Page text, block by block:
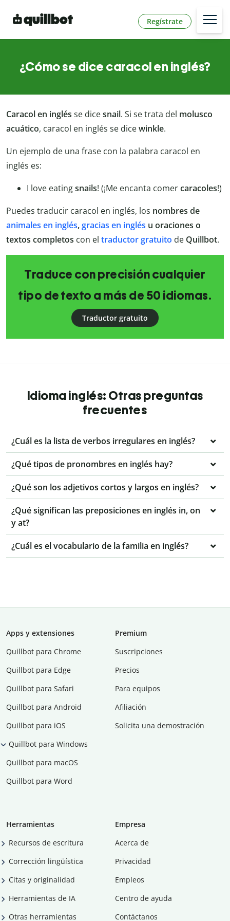
Regístrate
¿Cómo se dice caracol en inglés?
Caracol en inglés se dicesnail. Si se trata del molusco
acuático, caracol en inglés se dicewinkle.
Un ejemplo de una frase con la palabra caracol en
inglés es:
I love eatingsnails! (¡Me encanta comercaracoles!)
Puedes traducir caracol en inglés, los nombres de
animales en inglés,gracias en inglés u oraciones o
textos completos con el traductorgratuito de Quillbot.
Traduce con precisión cualquier
tipo de texto a más de 50 idiomas.
Traductor gratuito
Idioma inglés: Otras preguntas
frecuentes
¿Cuál es la lista de verbos irregulares en inglés?
¿Qué tipos de pronombres en inglés hay?
¿Qué son los adjetivos cortos y largos en inglés?
¿Qué significan las preposiciones en inglés in, on
y at?
¿Cuál es el vocabulario de la familia en inglés?
Apps y extensiones
Quillbot para Chrome
Quillbot para Edge
Quillbot para Safari
Quillbot para Android
Quillbot para iOS
Quillbot para Windows
Quillbot para macOS
Quillbot para Word
Premium
Suscripciones
Precios
Para equipos
Afiliación
Solicita una demostración
Herramientas
Recursos de escritura
Corrección lingüística
Citas y originalidad
Herramientas de IA
Otras herramientas
Empresa
Acerca de
Privacidad
Empleos
Centro de ayuda
Contáctanos